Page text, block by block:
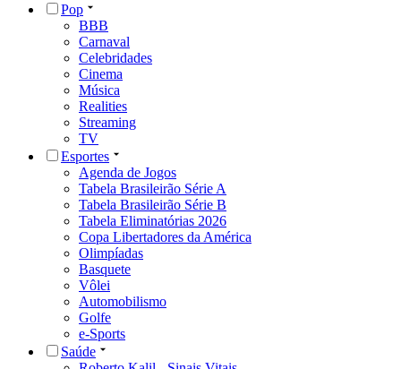
Pop
BBB
Carnaval
Celebridades
Cinema
Música
Realities
Streaming
TV
Esportes
Agenda de Jogos
Tabela Brasileirão Série A
Tabela Brasileirão Série B
Tabela Eliminatórias 2026
Copa Libertadores da América
Olimpíadas
Basquete
Vôlei
Automobilismo
Golfe
e-Sports
Saúde